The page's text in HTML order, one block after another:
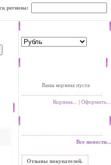
региона:
Ваша корзина пуста
Корзина... | Оформить...
Все новости...
Отзывы покупателей.